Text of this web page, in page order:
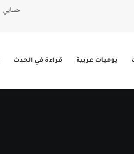
حسابي
يوميات عربية قراءة في الحدث